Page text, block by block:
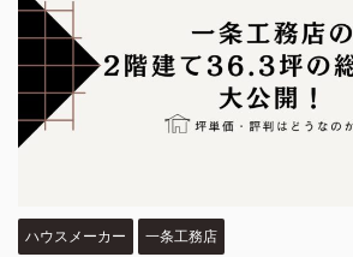
ハウスメーカー 一条工務店